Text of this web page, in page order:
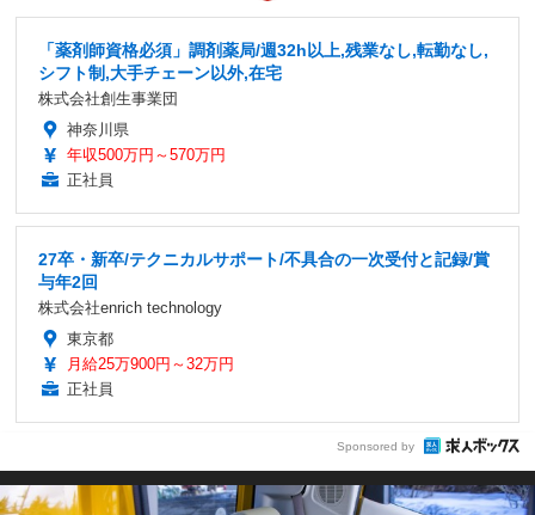
「薬剤師資格必須」調剤薬局/週32h以上,残業なし,転勤なし,
シフト制,大手チェーン以外,在宅
株式会社創生事業団
神奈川県
年収500万円～570万円
正社員
27卒・新卒/テクニカルサポート/不具合の一次受付と記録/賞
与年2回
株式会社enrich technology
東京都
月給25万900円～32万円
正社員
Sponsored by